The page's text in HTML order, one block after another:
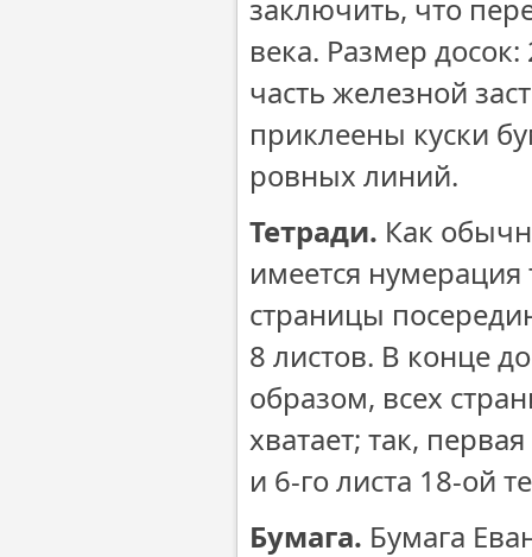
заключить, что
века. Размер
часть железной
приклеены куски
ровных линий.
Тетради. Как
имеется
страницы
8 листов. В конце
образом, всех
хватает; так,
и 6-го листа 18-ой
Бумага. Бумага